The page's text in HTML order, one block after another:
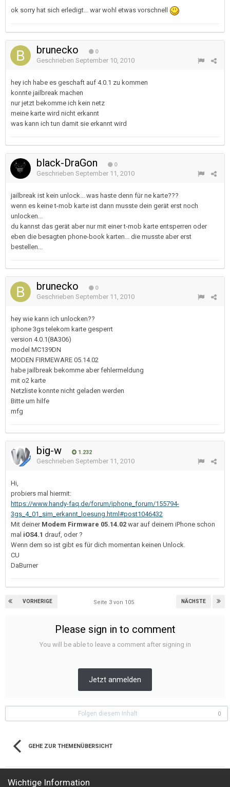
ok sorry hat sich erledigt... war wohl etwas vorschnell
brunecko 0
Geschrieben September 10, 2010
hey ich habe es geschaft auf 4.0.1 zu kommen
konnte jailbreak machen
nur jetzt bekomme ich kein netz
meine karte wird nicht erkannt
was kann ich tun damit sie erkannt wird
black-DraGon 0
Geschrieben September 11, 2010
jailbreak ist kein unlock... was haste denn für ne karte???
wenn es keine t-mob karte ist dann musste dein gerät erst noch
unlocken...
du kannst das gerät aber nur mit einer t-mob karte entsperren oder
eben die besagten phone-book karten... die musste aber erst
bestellen...
brunecko 0
Geschrieben September 11, 2010
hey wie kann ich unlocken??
iphone 3gs telekom karte gesperrt
version 4.0.1(8A306)
model MC139DN
MODEN FIRMEWARE 05.14.02
habe jailbreak bekomme aber fehlermeldung
mit o2 karte
Netzliste konnte nicht geladen werden
Bitte um hilfe
mfg
big-w 1.232
Geschrieben September 11, 2010
Hi,
probiers mal hiermit:
https://www.handy-faq.de/forum/iphone_forum/155794-
3gs_4_01_sim_erkannt_loesung.html#post1046432
Mit deiner Modem Firmware 05.14.02 war auf deinem iPhone schon
mal iOS4.1 drauf, oder ?
Wenn dem so ist gibt es für dich momentan keinen Unlock.
CU
DaBurner
VORHERIGE NÄCHSTE
Seite 3 von 105
Please sign in to comment
You will be able to leave a comment after signing in
Jetzt anmelden
Folgen diesem Inhalt 0
GEHE ZUR THEMENÜBERSICHT
Wichtige Information